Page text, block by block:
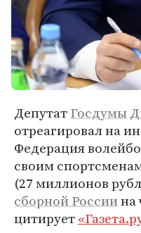
ДепутатГосдумы
отреагировал на
Федерация
своим
(27 миллионов
сборной Россиина
цитирует